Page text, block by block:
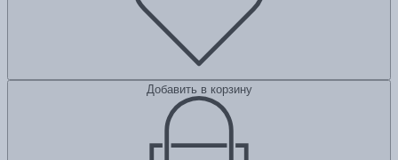
Добавить в корзину